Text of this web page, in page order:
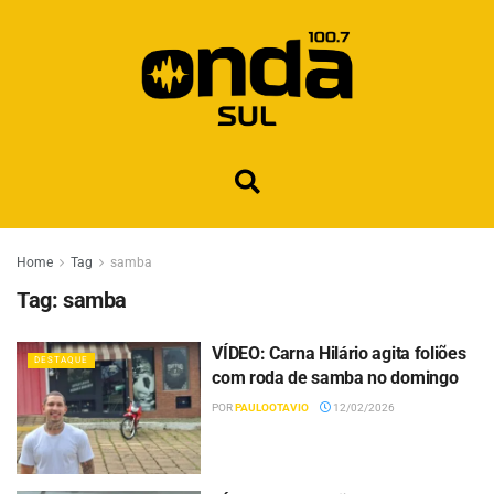
Home Tag samba
Tag: samba
DESTAQUE
VÍDEO: Carna Hilário agita foliões
com roda de samba no domingo
PORPAULOOTAVIO 12/02/2026